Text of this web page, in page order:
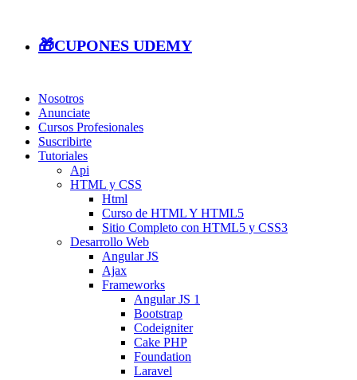
🎁CUPONES UDEMY
Nosotros
Anunciate
Cursos Profesionales
Suscribirte
Tutoriales
Api
HTML y CSS
Html
Curso de HTML Y HTML5
Sitio Completo con HTML5 y CSS3
Desarrollo Web
Angular JS
Ajax
Frameworks
Angular JS 1
Bootstrap
Codeigniter
Cake PHP
Foundation
Laravel